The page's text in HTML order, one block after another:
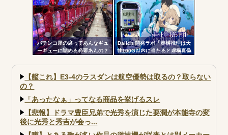
クライマックスを打つｗｗｗｗ
パチンコ屋の席ってあんなギュ
ーギューに詰める必要あんの？
Daiichi開発ラボ「虚構推理は天
井100G以内に当たると虚構真偽
態に突入するぞ。300G・700G
の天井も一緒」
【艦これ】E3-4のラスダンは航空優勢は取るの？取らない
の？
「あったなぁ」ってなる商品を挙げるスレ
【悲報】ドラマ豊臣兄弟で光秀を演じた要潤が本能寺の変
後に光秀と秀吉が会っ...